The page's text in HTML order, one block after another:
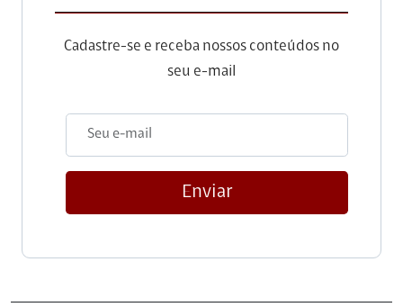
Cadastre-se e receba nossos conteúdos no
seu e-mail
Enviar